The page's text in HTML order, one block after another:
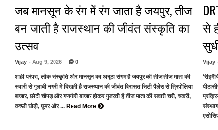
जब मानसून के रंग में रंग जाता है जयपुर, तीज
बन जाती है राजस्थान की जीवंत संस्कृति का
उत्सव
Vijay - Aug 9, 2026 0
शाही परंपरा, लोक संस्कृति और मानसून का अनूठा संगम है जयपुर की तीज तीज माता की
सवारी से गुलाबी नगरी में दिखती है राजस्थान की जीवंत विरासत सिटी पैलेस से त्रिपोलिया
बाजार, छोटी चौपड़ और गणगौरी बाजार होकर गुजरती है तीज माता की सवारी चरी, चकरी,
कच्छी घोड़ी, घूमर और ... Read More
से
Vijay